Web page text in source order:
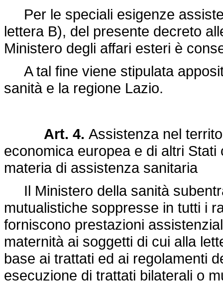
Per le speciali esigenze
lettera B), del presente decreto
Ministero degli affari esteri è
A tal fine viene stipulata
sanità e la regione Lazio.
Art. 4. Assistenza nel
economica europea e di altri
materia di assistenza sanitaria
Il Ministero della sanità
mutualistiche soppresse in tutti i
forniscono prestazioni
maternità ai soggetti di cui alla
base ai trattati ed ai regolamenti
esecuzione di trattati bilaterali o